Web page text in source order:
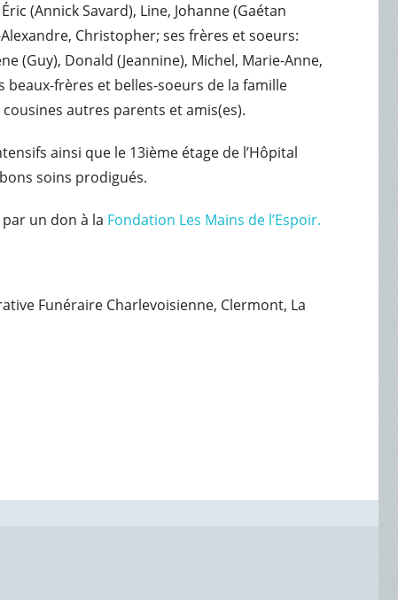
(Annick Savard), Line, Johanne (Gaétan
Christopher; ses frères et soeurs:
(Guy), Donald (Jeannine), Michel, Marie-Anne,
beaux-frères et belles-soeurs de la famille
autres parents et amis(es).
ainsi que le 13ième étage de l’Hôpital
soins prodigués.
un don à la Fondation Les Mains de l’Espoir.
Funéraire Charlevoisienne, Clermont, La